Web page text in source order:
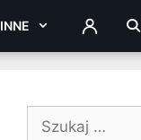
INNE ZALOGUJ
Szukaj: